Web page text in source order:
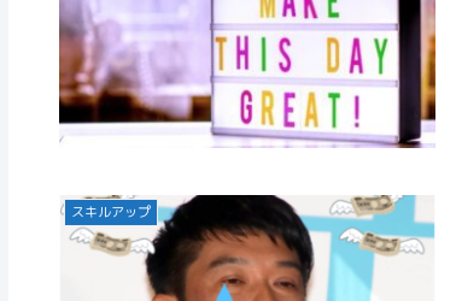
スキルアップ